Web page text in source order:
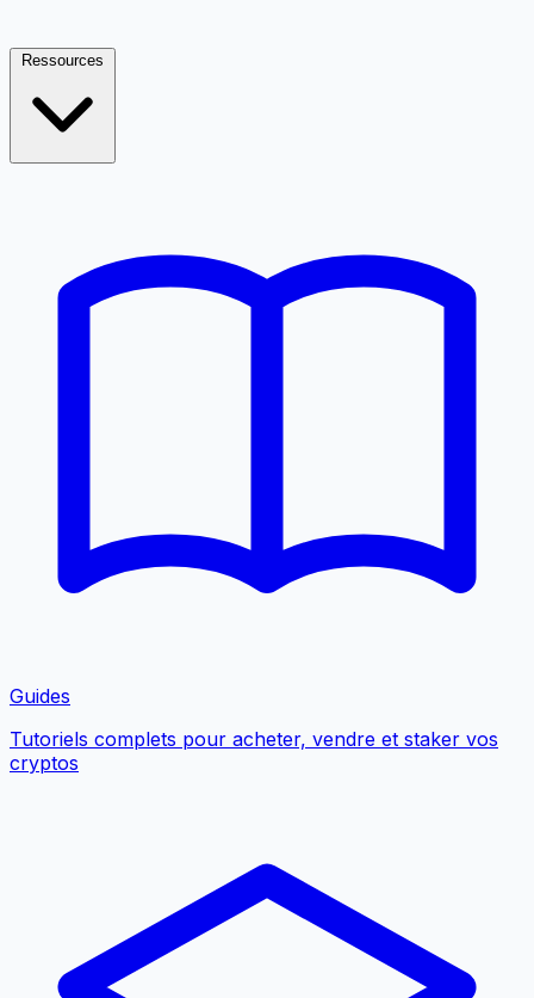
Guides
Tutoriels complets pour acheter, vendre et staker vos
cryptos